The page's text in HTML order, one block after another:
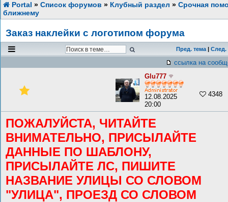
Portal » Список форумов » Клубный раздел » Срочная
ближнему
Заказ наклейки с логотипом форума
Пред. тема | След.
ссылка на
Glu777
12.08.2025
20:00
4348
ПОЖАЛУЙСТА, ЧИТАЙТЕ
ВНИМАТЕЛЬНО, ПРИСЫЛАЙТЕ
ДАННЫЕ ПО ШАБЛОНУ,
ПРИСЫЛАЙТЕ ЛС, ПИШИТЕ
НАЗВАНИЕ УЛИЦЫ СО СЛОВОМ
"УЛИЦА", ПРОЕЗД СО СЛОВОМ